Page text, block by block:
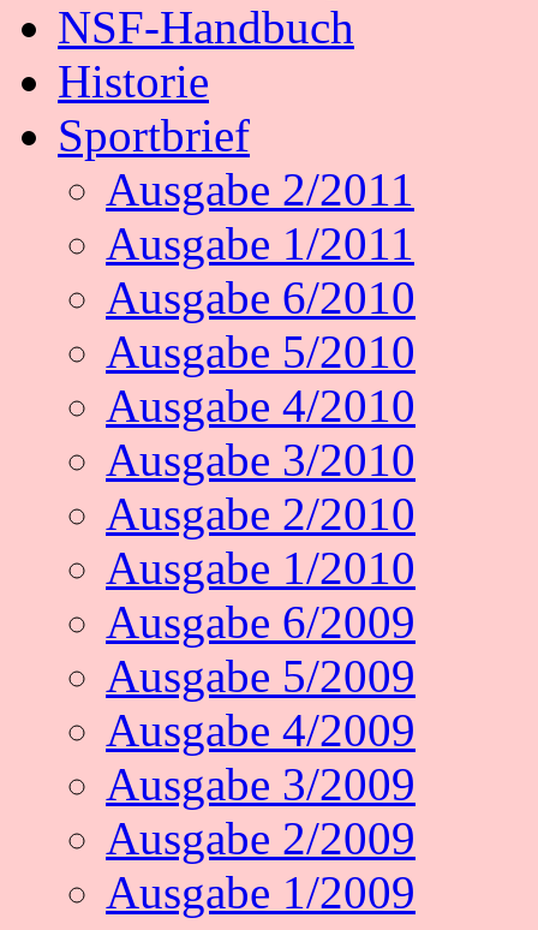
NSF-Handbuch
Historie
Sportbrief
Ausgabe 2/2011
Ausgabe 1/2011
Ausgabe 6/2010
Ausgabe 5/2010
Ausgabe 4/2010
Ausgabe 3/2010
Ausgabe 2/2010
Ausgabe 1/2010
Ausgabe 6/2009
Ausgabe 5/2009
Ausgabe 4/2009
Ausgabe 3/2009
Ausgabe 2/2009
Ausgabe 1/2009